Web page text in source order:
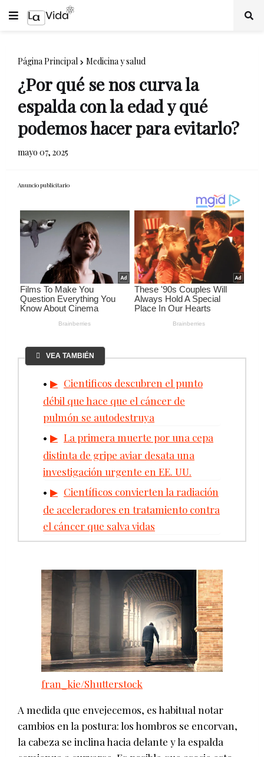
Página Principal Medicina y salud
¿Por qué se nos curva la
espalda con la edad y qué
podemos hacer para evitarlo?
mayo 07, 2025
Anuncio publicitario
VEA TAMBIÉN
Cientificos descubren el punto
débil que hace que el cáncer de
pulmón se autodestruya
La primera muerte por una cepa
distinta de gripe aviar desata una
investigación urgente en EE. UU.
Científicos convierten la radiación
de aceleradores en tratamiento contra
el cáncer que salva vidas
fran_kie/Shutterstock
A medida que envejecemos, es habitual notar
cambios en la postura: los hombros se encorvan,
la cabeza se inclina hacia delante y la espalda